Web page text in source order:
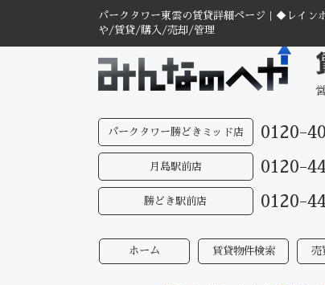
パークタワー東雲の賃貸詳細ページ｜◆レイン
や/賃貸/購入/売却/管理
パークタワー勝どきミッド店 0120-
月島駅前店 0120-
勝どき駅前店 0120-
ホーム 賃貸物件検索 売